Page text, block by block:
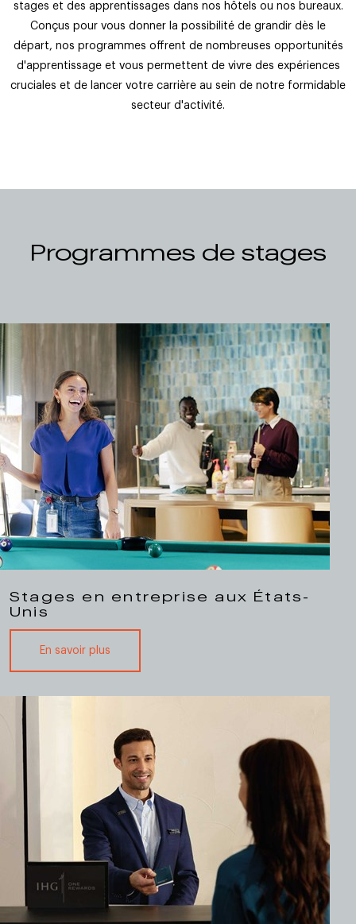
stages et des apprentissages dans nos hôtels ou nos bureaux.
Conçus pour vous donner la possibilité de grandir dès le
départ, nos programmes offrent de nombreuses opportunités
d'apprentissage et vous permettent de vivre des expériences
cruciales et de lancer votre carrière au sein de notre formidable
secteur d'activité.
Programmes de stages
Stages en entreprise aux États-
Unis
En savoir plus